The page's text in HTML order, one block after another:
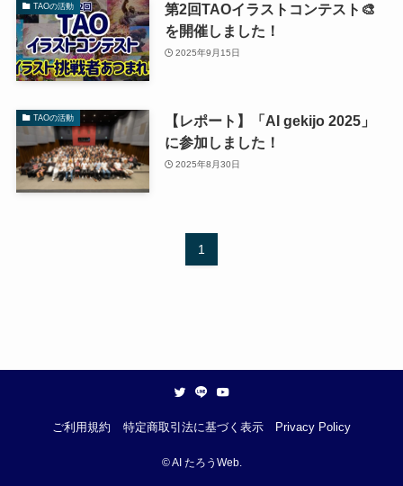
TAOの活動
第2回TAOイラストコンテスト🎨
を開催しました！
2025年9月15日
TAOの活動
【レポート】「AI gekijo 2025」
に参加しました！
2025年8月30日
1
ご利用規約 特定商取引法に基づく表示 Privacy Policy
©AI たろうWeb.